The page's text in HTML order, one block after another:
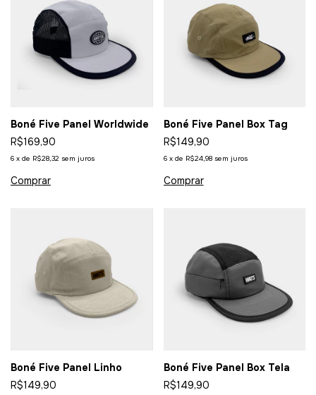
Boné Five Panel Worldwide
R$169,90
6 x de R$28,32 sem juros
Boné Five Panel Box Tag
R$149,90
6 x de R$24,98 sem juros
Boné Five Panel Linho
R$149,90
Boné Five Panel Box Tela
R$149,90